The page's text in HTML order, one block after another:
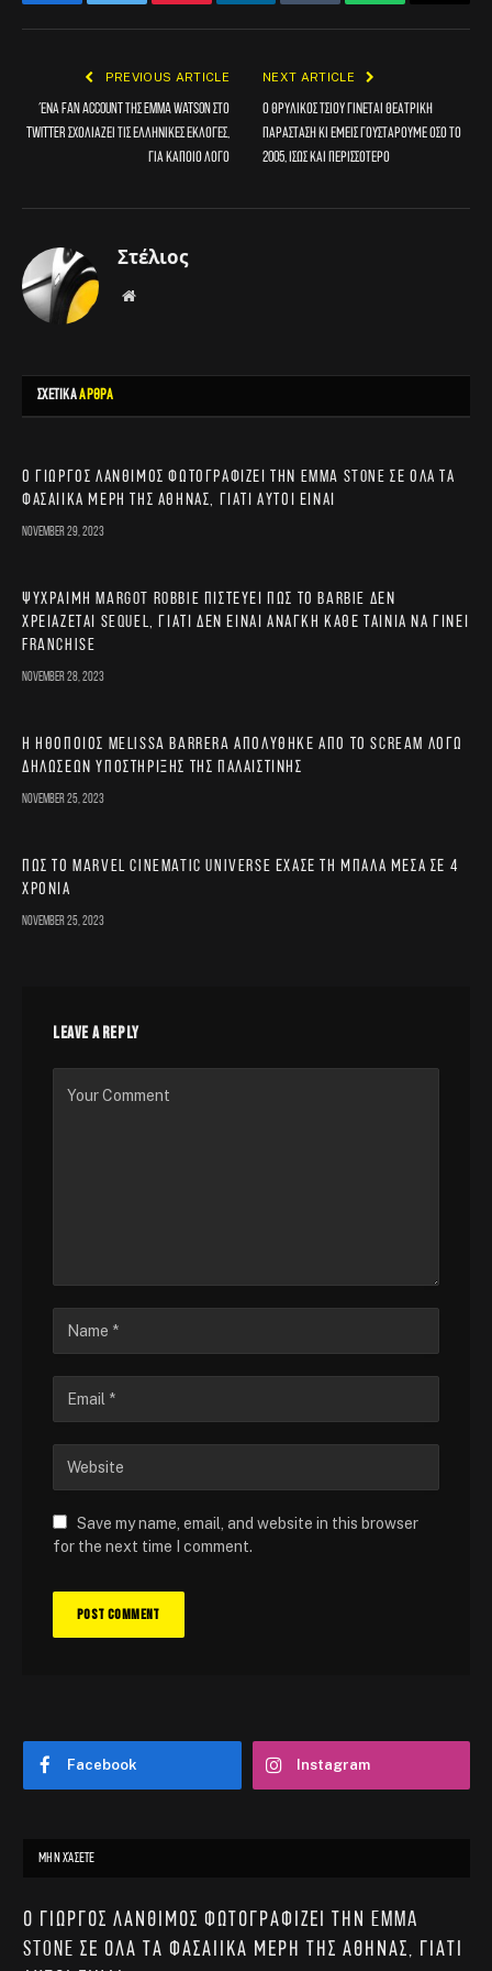
PREVIOUS ARTICLE
Ένα fan account της Emma Watson στο
Twitter σχολιάζει τις ελληνικές εκλογές,
για κάποιο λόγο
NEXT ARTICLE
Ο θρυλικός Τσίου γίνεται θεατρική
παράσταση κι εμείς γουστάρουμε όσο το
2005, ίσως και περισσότερο
Στέλιος
Website
ΣΧΕΤΙΚΑΑΡΘΡΑ
Ο Γιώργος Λάνθιμος φωτογραφίζει την Emma Stone σε όλα τα
φασαίικα μέρη της Αθήνας, γιατί αυτοί είναι
November 29, 2023
Ψύχραιμη Margot Robbie πιστεύει πως το Barbie δεν
χρειάζεται sequel, γιατί δεν είναι ανάγκη κάθε ταινία να γίνει
franchise
November 28, 2023
Η ηθοποιός Melissa Barrera απολύθηκε από το Scream λόγω
δηλώσεων υποστήριξης της Παλαιστίνης
November 25, 2023
Πώς το Marvel Cinematic Universe έχασε τη μπάλα μέσα σε 4
χρόνια
November 25, 2023
LEAVE A REPLY
Save my name, email, and website in this browser
for the next time I comment.
Facebook Instagram
ΜΗΝ ΧΆΣΕΤΕ
Ο Γιώργος Λάνθιμος φωτογραφίζει την Emma
Stone σε όλα τα φασαίικα μέρη της Αθήνας, γιατί